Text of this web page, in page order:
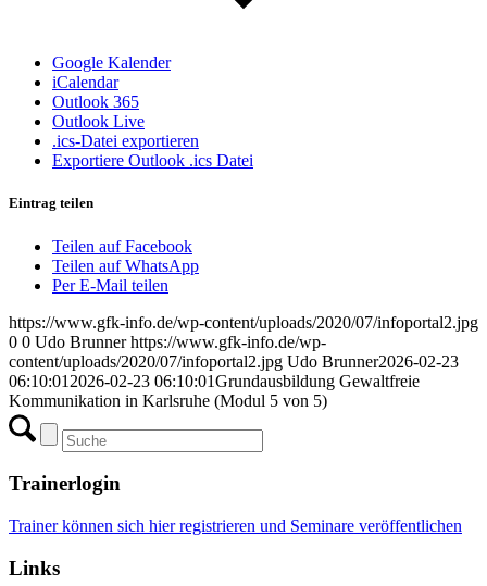
Google Kalender
iCalendar
Outlook 365
Outlook Live
.ics-Datei exportieren
Exportiere Outlook .ics Datei
Eintrag teilen
Teilen auf Facebook
Teilen auf WhatsApp
Per E-Mail teilen
https://www.gfk-info.de/wp-content/uploads/2020/07/infoportal2.jpg
0 0 Udo Brunner https://www.gfk-info.de/wp-
content/uploads/2020/07/infoportal2.jpg Udo Brunner2026-02-23
06:10:01 2026-02-23 06:10:01Grundausbildung Gewaltfreie
Kommunikation in Karlsruhe (Modul 5 von 5)
Trainerlogin
Trainer können sich hier registrieren und Seminare veröffentlichen
Links